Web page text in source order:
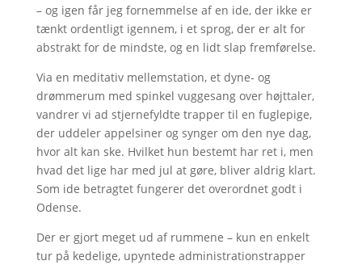
– og igen får jeg fornemmelse af en ide, der ikke er
tænkt ordentligt igennem, i et sprog, der er alt for
abstrakt for de mindste, og en lidt slap fremførelse.
Via en meditativ mellemstation, et dyne- og
drømmerum med spinkel vuggesang over højttaler,
vandrer vi ad stjernefyldte trapper til en fuglepige,
der uddeler appelsiner og synger om den nye dag,
hvor alt kan ske. Hvilket hun bestemt har ret i, men
hvad det lige har med jul at gøre, bliver aldrig klart.
Som ide betragtet fungerer det overordnet godt i
Odense.
Der er gjort meget ud af rummene – kun en enkelt
tur på kedelige, upyntede administrationstrapper